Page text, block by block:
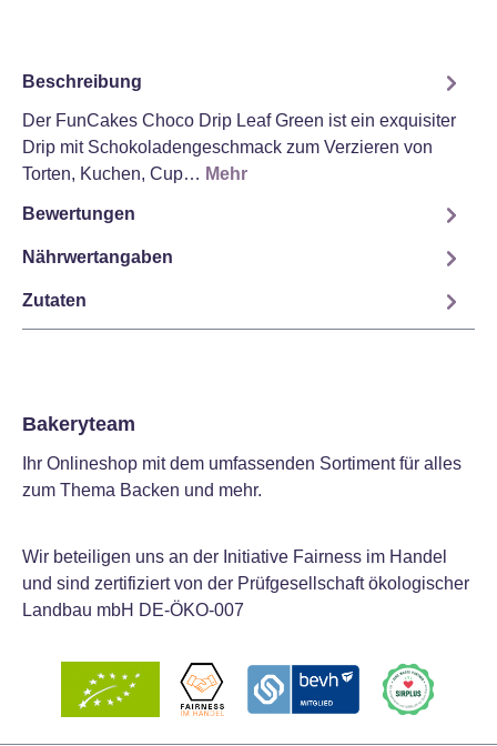
Beschreibung
Der FunCakes Choco Drip Leaf Green ist ein exquisiter
Drip mit Schokoladengeschmack zum Verzieren von
Torten, Kuchen, Cup… Mehr
Bewertungen
Nährwertangaben
Zutaten
Bakeryteam
Ihr Onlineshop mit dem umfassenden Sortiment für alles
zum Thema Backen und mehr.
Wir beteiligen uns an der Initiative Fairness im Handel
und sind zertifiziert von der Prüfgesellschaft ökologischer
Landbau mbH DE-ÖKO-007